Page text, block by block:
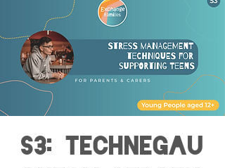
S3: Technegau